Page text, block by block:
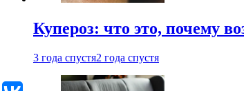
Купероз: что это, почему
3 года спустя2 года спустя